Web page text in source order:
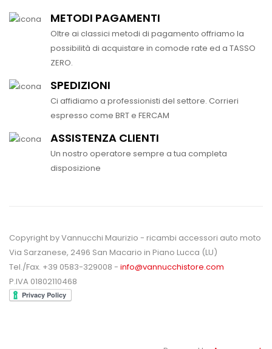
METODI PAGAMENTI
Oltre ai classici metodi di pagamento offriamo la
possibilità di acquistare in comode rate ed a TASSO
ZERO.
SPEDIZIONI
Ci affidiamo a professionisti del settore. Corrieri
espresso come BRT e FERCAM
ASSISTENZA CLIENTI
Un nostro operatore sempre a tua completa
disposizione
Copyright by Vannucchi Maurizio - ricambi accessori auto moto
Via Sarzanese, 2496 San Macario in Piano Lucca (LU)
Tel./Fax. +39 0583-329008 - info@vannucchistore.com
P.IVA 01802110468